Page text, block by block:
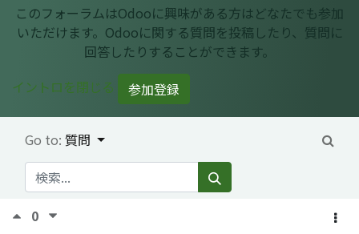
このフォーラムはOdooに興味がある方はどなたでも参加
いただけます。Odooに関する質問を投稿したり、質問に
回答したりすることができます。
イントロを閉じる
参加登録
Go to: 質問
0